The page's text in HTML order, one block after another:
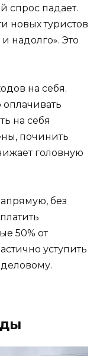
спрос падает.
новых туристов
надолго». Это
на себя.
на себя
починить
головную
без
50% от
уступить